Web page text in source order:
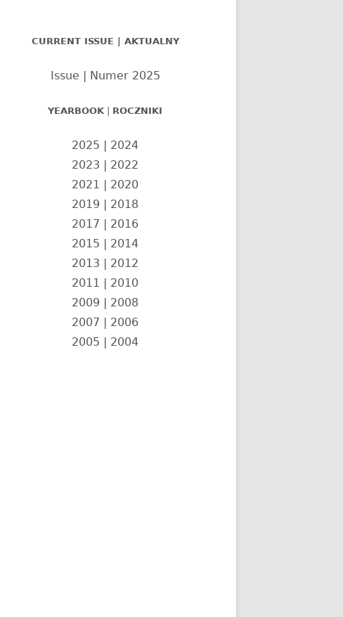
CURRENT ISSUE | AKTUALNY
Issue | Numer 2025
YEARBOOK | ROCZNIKI
2025 | 2024
2023 | 2022
2021 | 2020
2019 | 2018
2017 | 2016
2015 | 2014
2013 | 2012
2011 | 2010
2009 | 2008
2007 | 2006
2005 | 2004